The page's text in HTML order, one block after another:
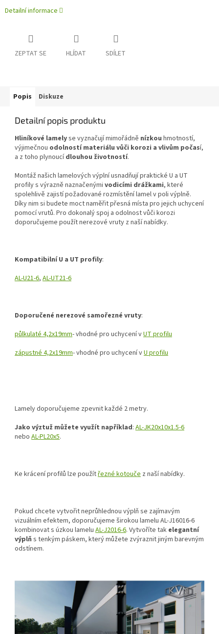
Detailní informace
ZEPTAT SE HLÍDAT SDÍLET
Popis Diskuze
Detailní popis produktu
Hliníkové lamelyse vyznačují mimořádně nízkou hmotností,
výjimečnou odolností materiálu vůči korozi a vlivům počasí,
a z toho plynoucídlouhou životností.
Montáž našich lamelových výplní usnadňují praktické U a UT
profily s výrazně naznačenými vodicími drážkami, které
spolehlivě zajistí požadované rozmístění lamel v poli výplně.
Díky nim si budete moct naměřit přesná místa pro jejich uchycení
pomocí vrutů. Pro dokonalý spoj a odolnost vůči korozi
doporučujeme použít nerezové vruty z naší nabídky.
Kompatibilní U a UT profily:
AL-U21-6, AL-UT21-6
Doporučené nerezové samořezné vruty:
půlkulaté 4,2x19mm- vhodné pro uchycení vUT profilu
zápustné 4,2x19mm- vhodné pro uchycení vU profilu
Lamely doporučujeme zpevnit každé 2 metry.
Jako výztuž můžete využít například: AL-JK20x10x1.5-6
nebo AL-PL20x5.
Ke krácení profilů lze použítřezné kotouče z naší nabídky.
Pokud chcete vytvořit neprůhlednou výplň se zajímavým
vizuálním efektem, doporučujeme širokou lamelu AL-J16016-6
kombinovat s úzkou lamelu AL-J2016-6. Vytvoříte tak elegantní
výplň s tenkým páskem, který můžete zvýraznit jiným barevným
odstínem.